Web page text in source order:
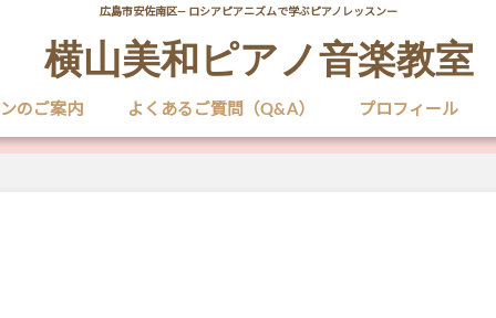
広島市安佐南区― ロシアピアニズムで学ぶピアノレッスンー
横山美和ピアノ音楽教室
のご案内 よくあるご質問（Q&A） プロフィール